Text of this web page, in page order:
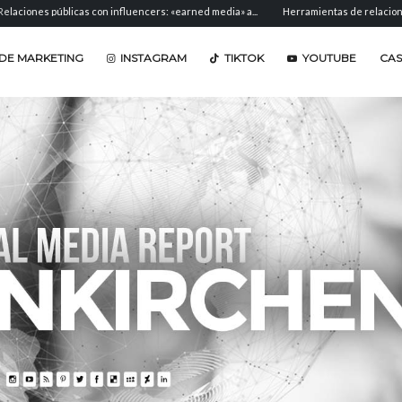
públicas con influencers: «earned media» a... Herramientas de relaciones
MARKETING INSTAGRAM TIKTOK YOUTUBE